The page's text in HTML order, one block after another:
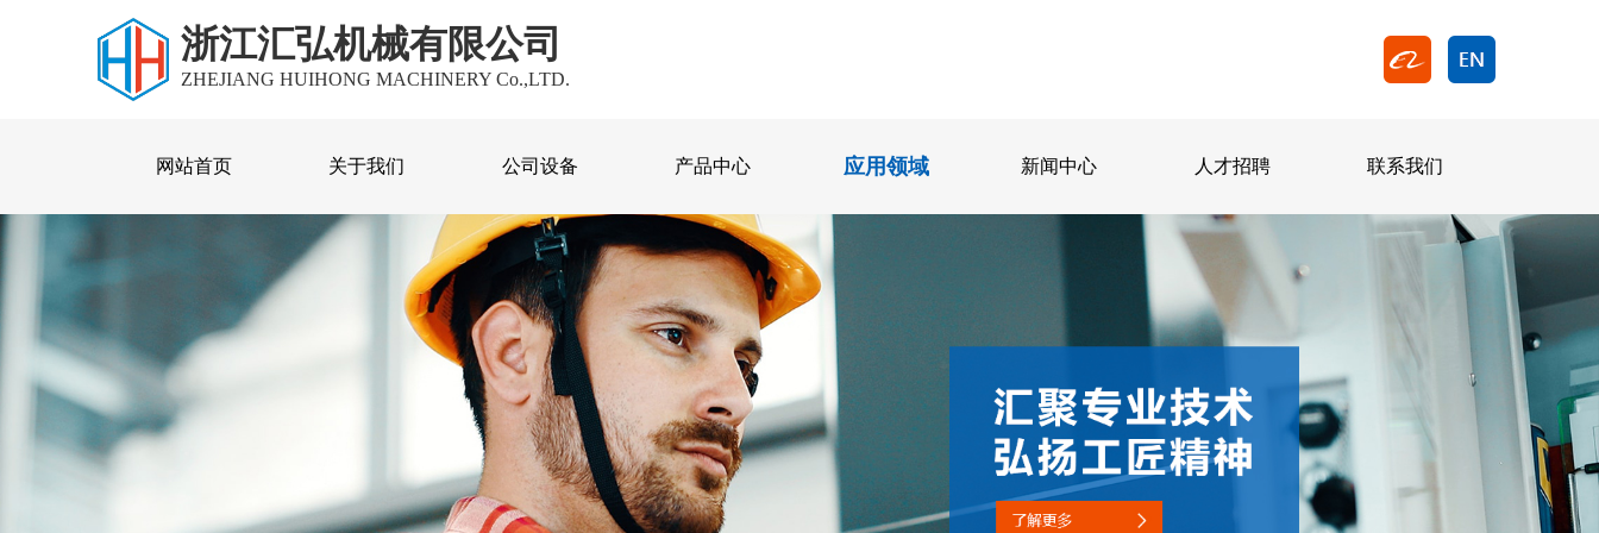
浙江汇弘机械有限公司
ZHEJIANG HUIHONG MACHINERY Co.,LTD.
网站首页 关于我们 公司设备 产品中心 应用领域 新闻中心 人才招聘 联系我们